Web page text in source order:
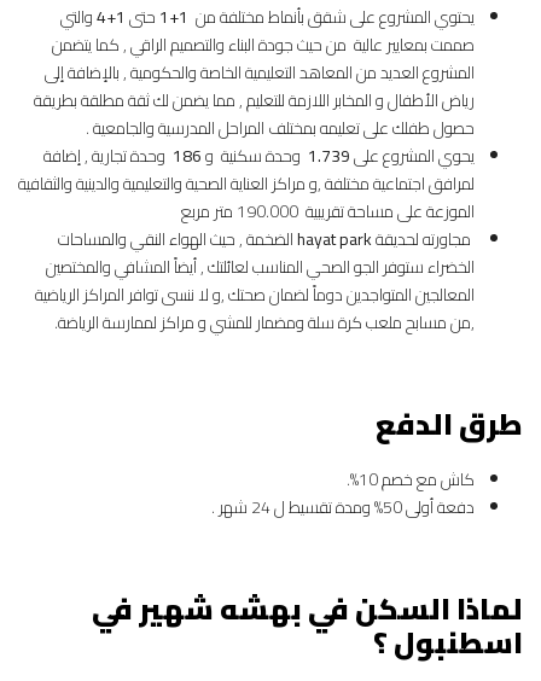
يحتوي المشروع على شقق بأنماط مختلفة من 1+1 حتى 1+4
والتي
صممت بمعايير عالية من حيث جودة البناء والتصميم الراقي , كما يتضمن
المشروع العديد من المعاهد التعليمية الخاصة والحكومية , بالإضافة إلى
رياض الأطفال و المخابر اللازمة للتعليم , مما يضمن لك ثقة مطلقة بطريقة
حصول طفلك على تعليمه بمختلف المراحل المدرسية والجامعية .
يحوي المشروع على1.739 وحدة سكنية و186 وحدة تجارية , إضافة
لمرافق اجتماعية مختلفة ,و مراكز العناية الصحية والتعليمية والدينية والثقافية
الموزعة على مساحة تقريبية 190.000 متر مربع
مجاورته لحديقةhayat parkالضخمة , حيث الهواء النقي والمساحات
الخضراء ستوفر الجو الصحي المناسب لعائلتك , أيضاً المشافي والمختصين
المعالجين المتواجدين دوماً لضمان صحتك ,و لا ننسى توافر المراكز الرياضية
,من مسابح ملعب كرة سلة ومضمار للمشي و مراكز لممارسة الرياضة.
طرق الدفع
كاش مع خصم 10%.
دفعة أولى 50% ومدة تقسيط ل 24 شهر .
لماذا السكن في بهشه شهير في
اسطنبول ؟